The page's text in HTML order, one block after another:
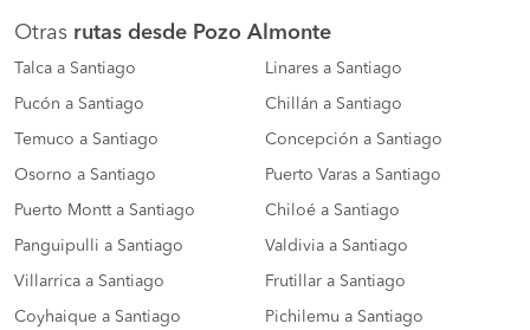
Otras rutas desde Pozo Almonte
Talca a Santiago Linares a Santiago
Pucón a Santiago Chillán a Santiago
Temuco a Santiago Concepción a Santiago
Osorno a Santiago Puerto Varas a Santiago
Puerto Montt a Santiago Chiloé a Santiago
Panguipulli a Santiago Valdivia a Santiago
Villarrica a Santiago Frutillar a Santiago
Coyhaique a Santiago Pichilemu a Santiago